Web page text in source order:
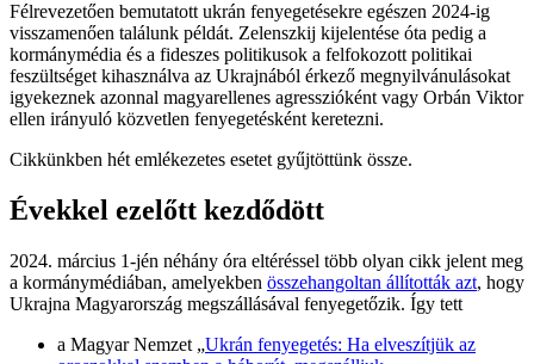
Félrevezetően bemutatott ukrán fenyegetésekre egészen 2024-ig
visszamenően találunk példát. Zelenszkij kijelentése óta pedig a
kormánymédia és a fideszes politikusok a felfokozott politikai
feszültséget kihasználva az Ukrajnából érkező megnyilvánulásokat
igyekeznek azonnal magyarellenes agresszióként vagy Orbán Viktor
ellen irányuló közvetlen fenyegetésként keretezni.
Cikkünkben hét emlékezetes esetet gyűjtöttünk össze.
Évekkel ezelőtt kezdődött
2024. március 1-jén néhány óra eltéréssel több olyan cikk jelent meg
a kormánymédiában, amelyekben összehangoltan állították azt, hogy
Ukrajna Magyarország megszállásával fenyegetőzik. Így tett
a Magyar Nemzet „Ukrán fenyegetés: Ha elveszítjük az